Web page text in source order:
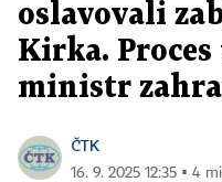
oslavovali
Kirka. Proces
ministr
ČTK
16. 9. 2025 12:35 ▪ 4